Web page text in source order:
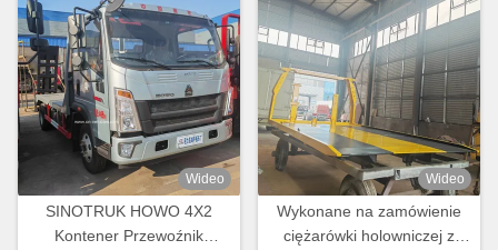
Wideo
SINOTRUK HOWO 4X2
Kontener Przewoźnik
Wideo
Wykonane na zamówienie
ciężarówki holowniczej z